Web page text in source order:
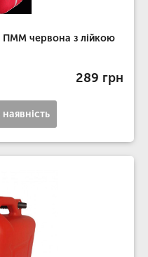
ПММ червона з лійкою
289 грн